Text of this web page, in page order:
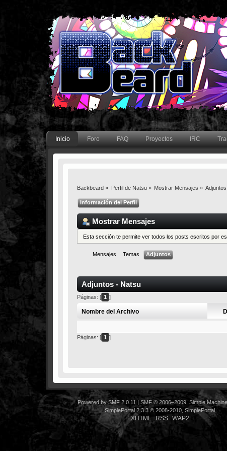
Inicio Foro FAQ Proyectos IRC
Backbeard » Perfil de Natsu » Mostrar Mensajes » Adjuntos
Información del Perfil
Mostrar Mensajes
Esta sección te permite ver todos los posts escritos por
Mensajes Temas Adjuntos
Adjuntos - Natsu
Páginas: [ 1 ]
Nombre del Archivo
Páginas: [ 1 ]
Powered by SMF 2.0.11 |SMF © 2006–2009, Simple
SimplePortal 2.3.3 © 2008-2010, SimplePortal
XHTML RSS WAP2